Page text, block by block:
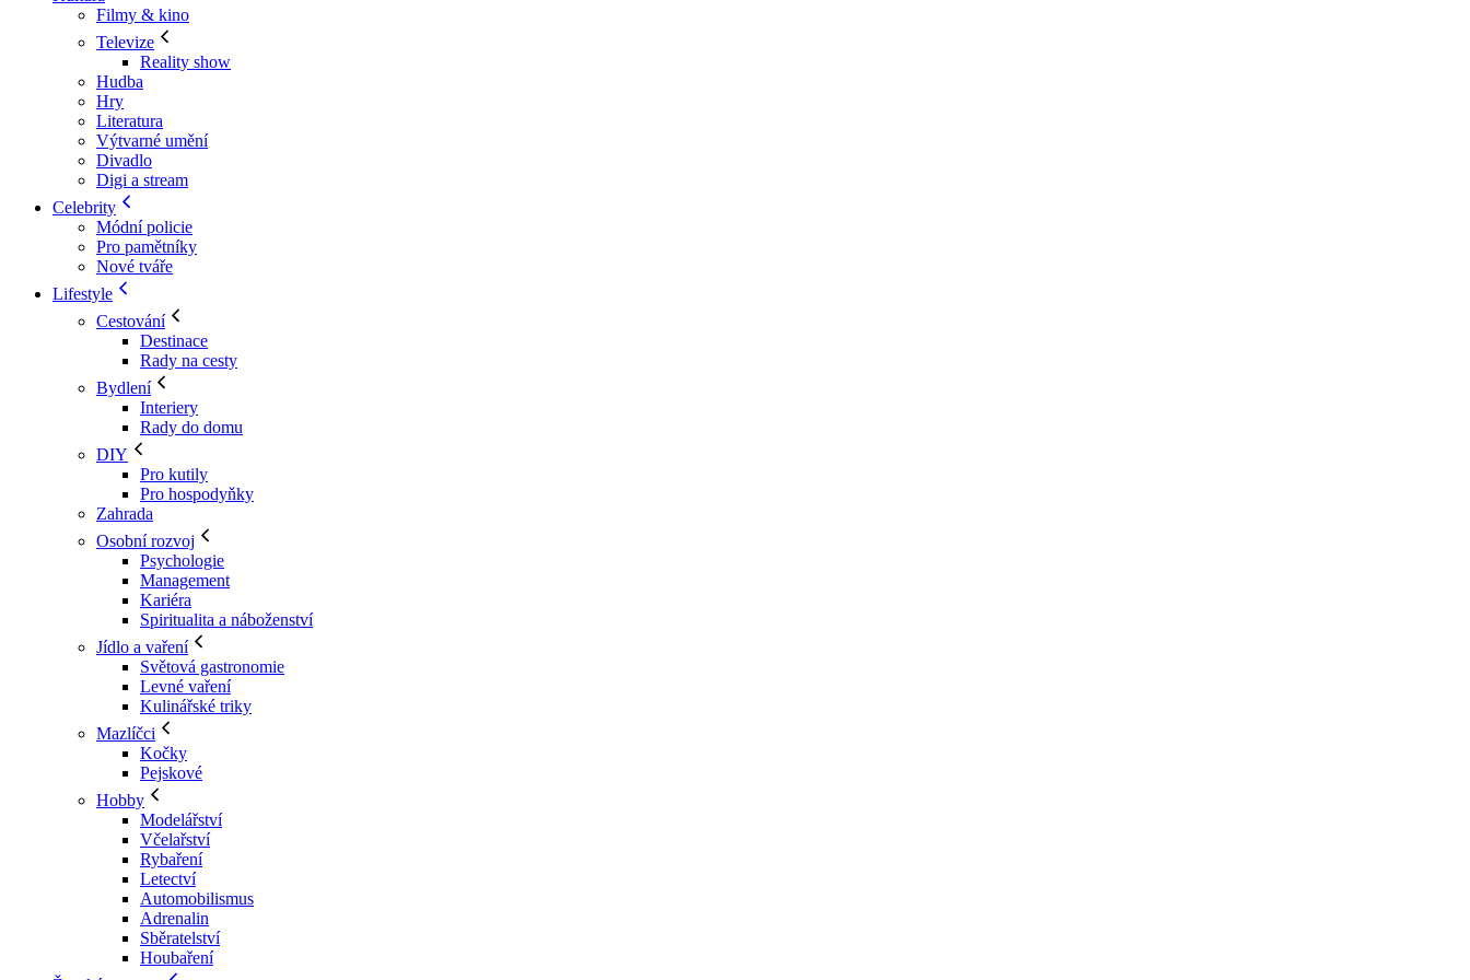
Filmy & kino
Televize
Reality show
Hudba
Hry
Literatura
Výtvarné umění
Divadlo
Digi a stream
Celebrity
Módní policie
Pro pamětníky
Nové tváře
Lifestyle
Cestování
Destinace
Rady na cesty
Bydlení
Interiery
Rady do domu
DIY
Pro kutily
Pro hospodyňky
Zahrada
Osobní rozvoj
Psychologie
Management
Kariéra
Spiritualita a náboženství
Jídlo a vaření
Světová gastronomie
Levné vaření
Kulinářské triky
Mazlíčci
Kočky
Pejskové
Hobby
Modelářství
Včelařství
Rybaření
Letectví
Automobilismus
Adrenalin
Sběratelství
Houbaření